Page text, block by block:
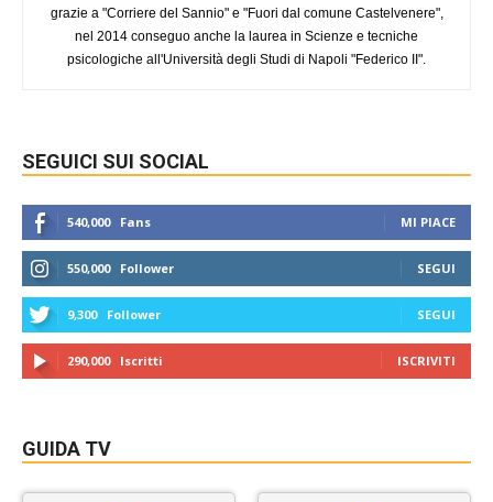
grazie a "Corriere del Sannio" e "Fuori dal comune Castelvenere",
nel 2014 conseguo anche la laurea in Scienze e tecniche
psicologiche all'Università degli Studi di Napoli "Federico II".
SEGUICI SUI SOCIAL
540,000 Fans MI PIACE
550,000 Follower SEGUI
9,300 Follower SEGUI
290,000 Iscritti ISCRIVITI
GUIDA TV